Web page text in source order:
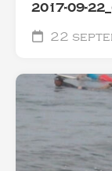
2017-09-
22